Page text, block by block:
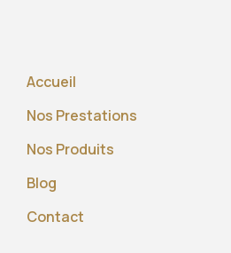
Accueil
Nos Prestations
Nos Produits
Blog
Contact